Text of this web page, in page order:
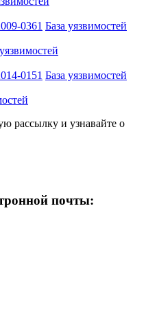
0361 База уязвимостей
0151 База уязвимостей
рассылку и узнавайте о
почты: